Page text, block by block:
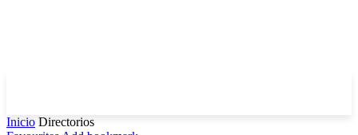
Inicio Directorios